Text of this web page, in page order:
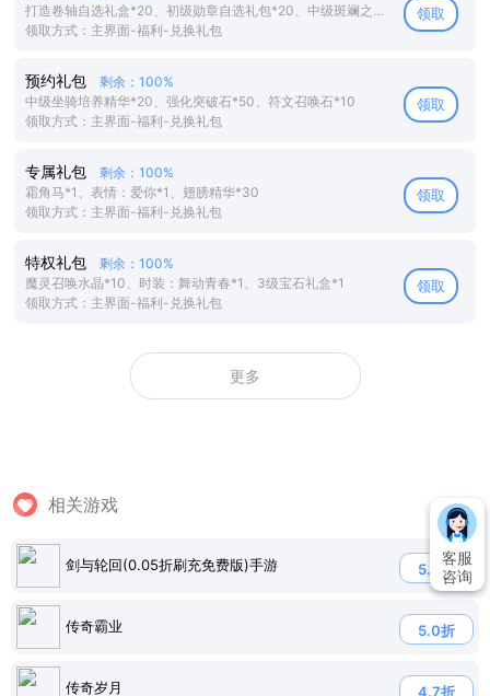
打造卷轴自选礼盒*20、初级勋章自选礼包*20、中级斑斓之羽*50
领取方式：主界面-福利-兑换礼包
领取
预约礼包
剩余：100%
中级坐骑培养精华*20、强化突破石*50、符文召唤石*10
领取方式：主界面-福利-兑换礼包
领取
专属礼包
剩余：100%
霜角马*1、表情：爱你*1、翅膀精华*30
领取方式：主界面-福利-兑换礼包
领取
特权礼包
剩余：100%
魔灵召唤水晶*10、时装：舞动青春*1、3级宝石礼盒*1
领取方式：主界面-福利-兑换礼包
领取
更多
相关游戏
剑与轮回(0.05折刷充免费版)手游 5.0折
传奇霸业 5.0折
传奇岁月 4.7折
客服
咨询